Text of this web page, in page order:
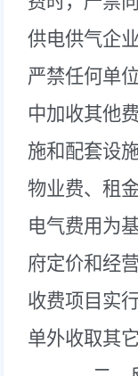
供电供气企
严禁任何单
中加收其他
施和配套设
物业费、租
电气费用为
府定价和经
收费项目实
单外收取其它